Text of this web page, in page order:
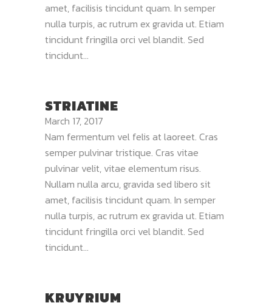
amet, facilisis tincidunt quam. In semper
nulla turpis, ac rutrum ex gravida ut. Etiam
tincidunt fringilla orci vel blandit. Sed
tincidunt...
STRIATINE
March 17, 2017
Nam fermentum vel felis at laoreet. Cras
semper pulvinar tristique. Cras vitae
pulvinar velit, vitae elementum risus.
Nullam nulla arcu, gravida sed libero sit
amet, facilisis tincidunt quam. In semper
nulla turpis, ac rutrum ex gravida ut. Etiam
tincidunt fringilla orci vel blandit. Sed
tincidunt...
KRUYRIUM